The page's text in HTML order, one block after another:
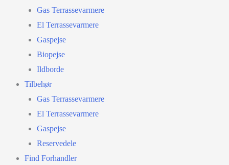
Gas Terrassevarmere
El Terrassevarmere
Gaspejse
Biopejse
Ildborde
Tilbehør
Gas Terrassevarmere
El Terrassevarmere
Gaspejse
Reservedele
Find Forhandler